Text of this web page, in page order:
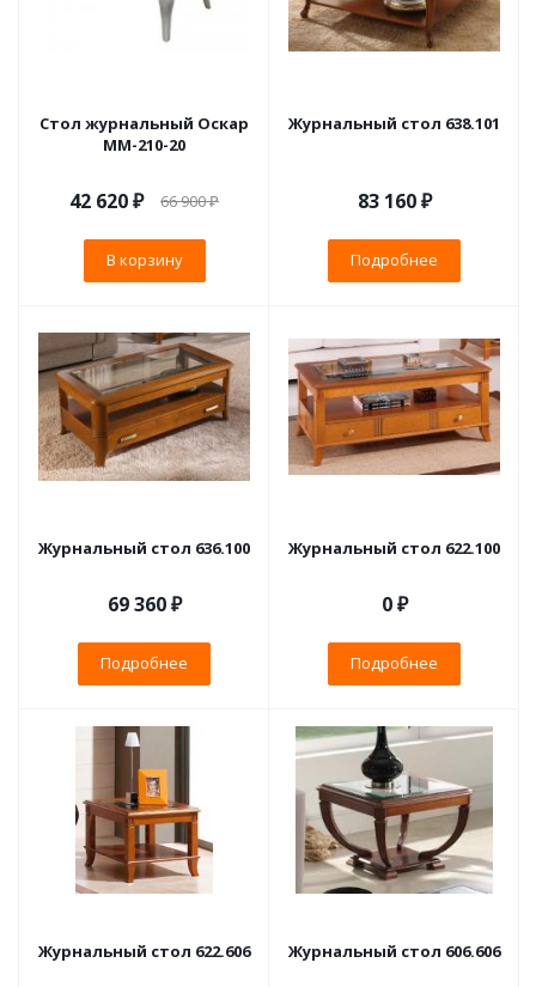
Стол журнальный Оскар
ММ-210-20
42 620₽ 66 900₽
В корзину
Журнальный стол 638.101
83 160 ₽
Подробнее
Журнальный стол 636.100
69 360 ₽
Подробнее
Журнальный стол 622.100
0 ₽
Подробнее
Журнальный стол 622.606 Журнальный стол 606.606